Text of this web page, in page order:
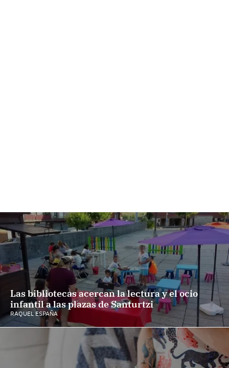
Las bibliotecas acercan la lectura y el ocio
infantil a las plazas de Santurtzi
RAQUEL ESPAÑA